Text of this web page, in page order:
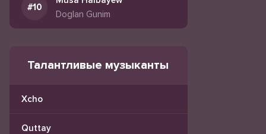
Doglan Gunim
Талантливые музыканты
Xcho
Quttay